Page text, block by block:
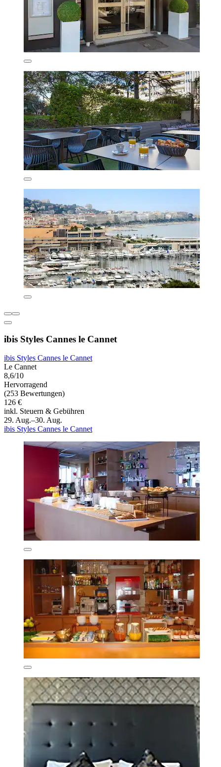
ibis Styles Cannes le Cannet
ibis Styles Cannes le Cannet
Le Cannet
8,6/10
Hervorragend
(253 Bewertungen)
126 €
inkl. Steuern & Gebühren
29. Aug.–30. Aug.
ibis Styles Cannes le Cannet